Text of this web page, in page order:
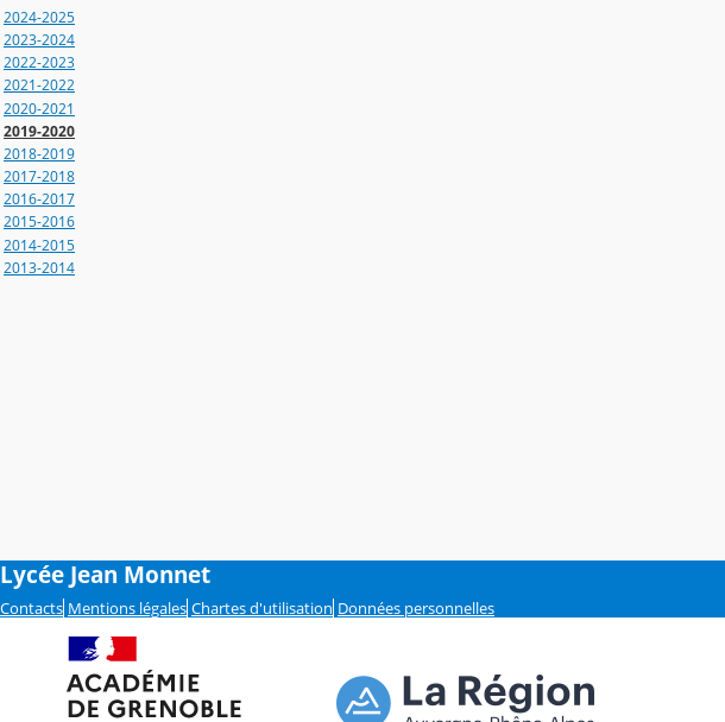
2024-2025
2023-2024
2022-2023
2021-2022
2020-2021
2019-2020
2018-2019
2017-2018
2016-2017
2015-2016
2014-2015
2013-2014
Lycée Jean Monnet
Contacts Mentions légales Chartes d'utilisation Données personnelles